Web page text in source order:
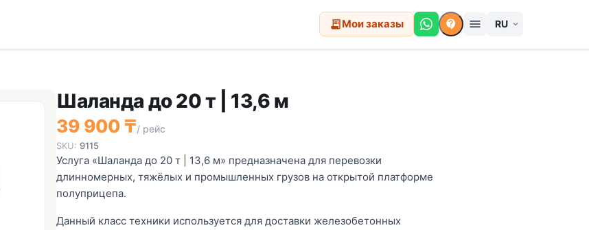
receipt_long Мои заказы contact_support menu expand_more
Шаланда до 20 т | 13,6 м
39 900 ₸/ рейс
SKU: 9115
Услуга «Шаланда до 20 т | 13,6 м» предназначена для перевозки
длинномерных, тяжёлых и промышленных грузов на открытой платформе
полуприцепа.
Данный класс техники используется для доставки железобетонных